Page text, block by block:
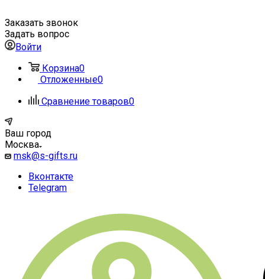
Заказать звонок
Задать вопрос
Войти
Корзина0
Отложенные0
Сравнение товаров0
Ваш город
Москва
msk@s-gifts.ru
Вконтакте
Telegram